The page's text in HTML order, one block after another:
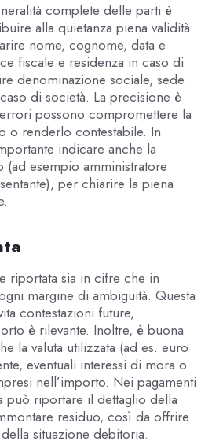
complete delle parti è
alla quietanza piena validità
nome, cognome, data e
fiscale e residenza in caso di
denominazione sociale, sede
di società. La precisione è
possono compromettere la
o renderlo contestabile. In
indicare anche la
esempio amministratore
per chiarire la piena
riportata sia in cifre che in
margine di ambiguità. Questa
contestazioni future,
è rilevante. Inoltre, è buona
la valuta utilizzata (ad es. euro
eventuali interessi di mora o
nell’importo. Nei pagamenti
può riportare il dettaglio della
residuo, così da offrire
situazione debitoria.